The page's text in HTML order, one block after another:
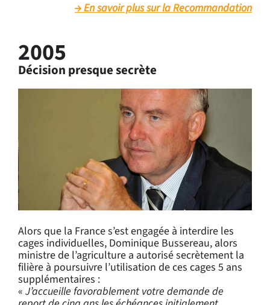
En savoir plus sur la Recommandation
2005
Décision presque secrète
Alors que la France s’est engagée à interdire les
cages individuelles, Dominique Bussereau, alors
ministre de l’agriculture a autorisé secrètement la
filière à poursuivre l’utilisation de ces cages 5 ans
supplémentaires :
« J’accueille favorablement votre demande de